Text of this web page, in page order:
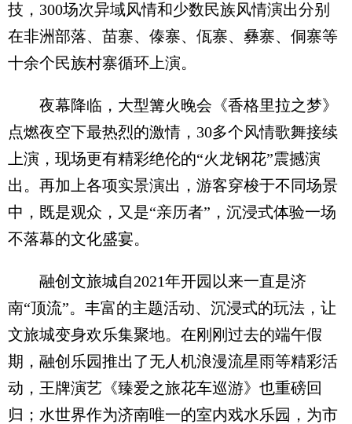
技，300场次异域风情和少数民族风情演出分别
在非洲部落、苗寨、傣寨、佤寨、彝寨、侗寨等
十余个民族村寨循环上演。
夜幕降临，大型篝火晚会《香格里拉之梦》
点燃夜空下最热烈的激情，30多个风情歌舞接续
上演，现场更有精彩绝伦的“火龙钢花”震撼演
出。再加上各项实景演出，游客穿梭于不同场景
中，既是观众，又是“亲历者”，沉浸式体验一场
不落幕的文化盛宴。
融创文旅城自2021年开园以来一直是济
南“顶流”。丰富的主题活动、沉浸式的玩法，让
文旅城变身欢乐集聚地。在刚刚过去的端午假
期，融创乐园推出了无人机浪漫流星雨等精彩活
动，王牌演艺《臻爱之旅花车巡游》也重磅回
归；水世界作为济南唯一的室内戏水乐园，为市